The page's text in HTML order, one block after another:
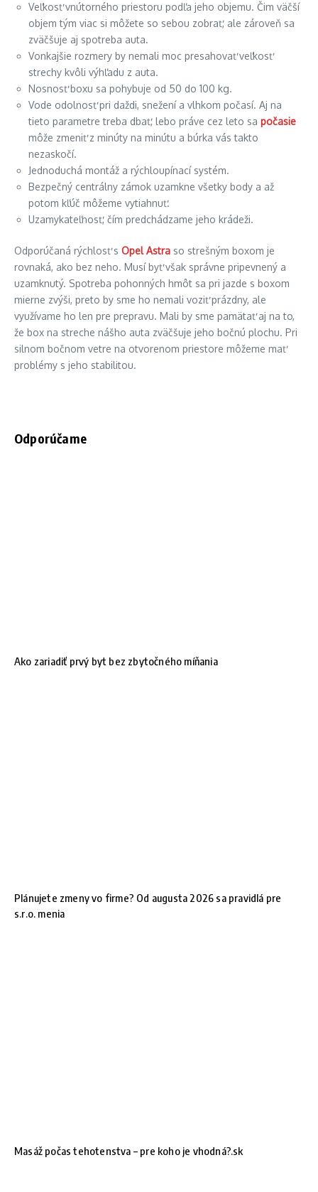
Veľkosť vnútorného priestoru podľa jeho objemu. Čim väčší
objem tým viac si môžete so sebou zobrať, ale zároveň sa
zväčšuje aj spotreba auta.
Vonkajšie rozmery by nemali moc presahovať veľkosť
strechy kvôli výhľadu z auta.
Nosnosť boxu sa pohybuje od 50 do 100 kg.
Vode odolnosť pri daždi, snežení a vlhkom počasí. Aj na
tieto parametre treba dbať, lebo práve cez leto sa počasie
môže zmeniť z minúty na minútu a búrka vás takto
nezaskočí.
Jednoduchá montáž a rýchloupínací systém.
Bezpečný centrálny zámok uzamkne všetky body a až
potom kľúč môžeme vytiahnuť.
Uzamykateľnosť, čím predchádzame jeho krádeži.
Odporúčaná rýchlosť s Opel Astra so strešným boxom je
rovnaká, ako bez neho. Musí byť však správne pripevnený a
uzamknutý. Spotreba pohonných hmôt sa pri jazde s boxom
mierne zvýši, preto by sme ho nemali voziť prázdny, ale
využívame ho len pre prepravu. Mali by sme pamätať aj na to,
že box na streche nášho auta zväčšuje jeho bočnú plochu. Pri
silnom bočnom vetre na otvorenom priestore môžeme mať
problémy s jeho stabilitou.
Odporúčame
Ako zariadiť prvý byt bez zbytočného míňania
Plánujete zmeny vo firme? Od augusta 2026 sa pravidlá pre
s.r.o. menia
Masáž počas tehotenstva – pre koho je vhodná?.sk